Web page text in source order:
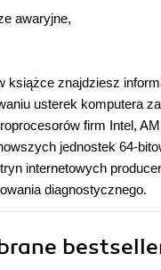
awaryjne,
książce znajdziesz
usterek komputera
firm Intel,
jednostek 64-
internetowych
diagnostycznego.